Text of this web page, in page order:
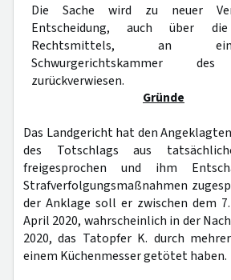
Die Sache wird zu neuer
Entscheidung, auch über
Rechtsmittels, an
Schwurgerichtskammer des
zurückverwiesen.
Gründe
Das Landgericht hat den
des Totschlags aus
freigesprochen und ihm
Strafverfolgungsmaßnahmen
der Anklage soll er zwischen dem
April 2020, wahrscheinlich in der
2020, das Tatopfer K. durch
einem Küchenmesser getötet haben.